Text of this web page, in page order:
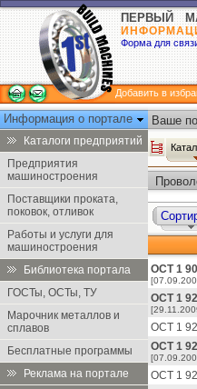
ПЕРВЫЙ
Форма для
Добавить в
Информация о портале
Каталоги предприятий
Предприятия
машиностроения
Поставщики проката,
поковок, отливок
Работы и услуги для
машиностроения
Библиотека портала
ГОСТы, ОСТы, ТУ
Марочник металлов и
сплавов
Бесплатные программы
Реклама на портале
Ваше
ОСТ 1
ОСТ 1
ОСТ 1
ОСТ 1
ОСТ 1